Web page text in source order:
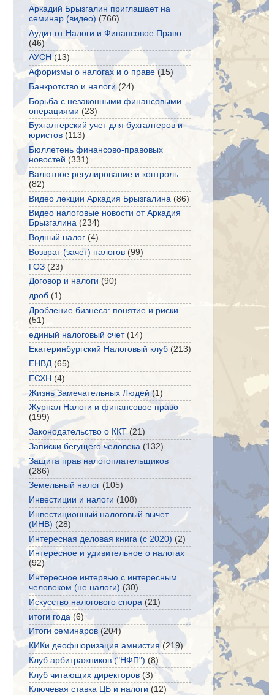
Аркадий Брызгалин приглашает на
семинар (видео) (766)
Аудит от Налоги и Финансовое Право
(46)
АУСН (13)
Афоризмы о налогах и о праве (15)
Банкротство и налоги (24)
Борьба с незаконными финансовыми
операциями (23)
Бухгалтерский учет для бухгалтеров и
юристов (113)
Бюллетень финансово-правовых
новостей (331)
Валютное регулирование и контроль
(82)
Видео лекции Аркадия Брызгалина (86)
Видео налоговые новости от Аркадия
Брызгалина (234)
Водный налог (4)
Возврат (зачет) налогов (99)
ГОЗ (23)
Договор и налоги (90)
дроб (1)
Дробление бизнеса: понятие и риски
(51)
единый налоговый счет (14)
Екатеринбургский Налоговый клуб (213)
ЕНВД (65)
ЕСХН (4)
Жизнь Замечательных Людей (1)
Журнал Налоги и финансовое право
(199)
Законодательство о ККТ (21)
Записки бегущего человека (132)
Защита прав налогоплательщиков
(286)
Земельный налог (105)
Инвестиции и налоги (108)
Инвестиционный налоговый вычет
(ИНВ) (28)
Интересная деловая книга (с 2020) (2)
Интересное и удивительное о налогах
(92)
Интересное интервью с интересным
человеком (не налоги) (30)
Искусство налогового спора (21)
итоги года (6)
Итоги семинаров (204)
КИКи деофшоризация амнистия (219)
Клуб арбитражников ("НФП") (8)
Клуб читающих директоров (3)
Ключевая ставка ЦБ и налоги (12)